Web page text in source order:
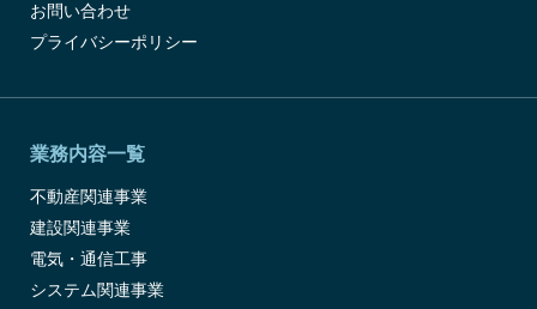
お問い合わせ
プライバシーポリシー
業務内容一覧
不動産関連事業
建設関連事業
電気・通信工事
システム関連事業